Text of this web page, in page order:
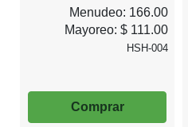
Menudeo: 166.00
Mayoreo: $ 111.00
HSH-004
Comprar